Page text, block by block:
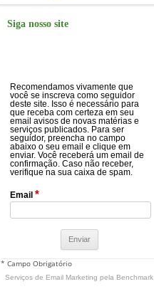
Siga nosso site
Recomendamos vivamente que
você se inscreva como seguidor
deste site. Isso é necessário para
que receba com certeza em seu
email avisos de novas matérias e
serviços publicados. Para ser
seguidor, preencha no campo
abaixo o seu email e clique em
enviar. Você receberá um email de
confirmação. Caso não receber,
verifique na sua caixa de spam.
Email *
* Campo Obrigatório
Serviços de Email Marketing pela Benchmark